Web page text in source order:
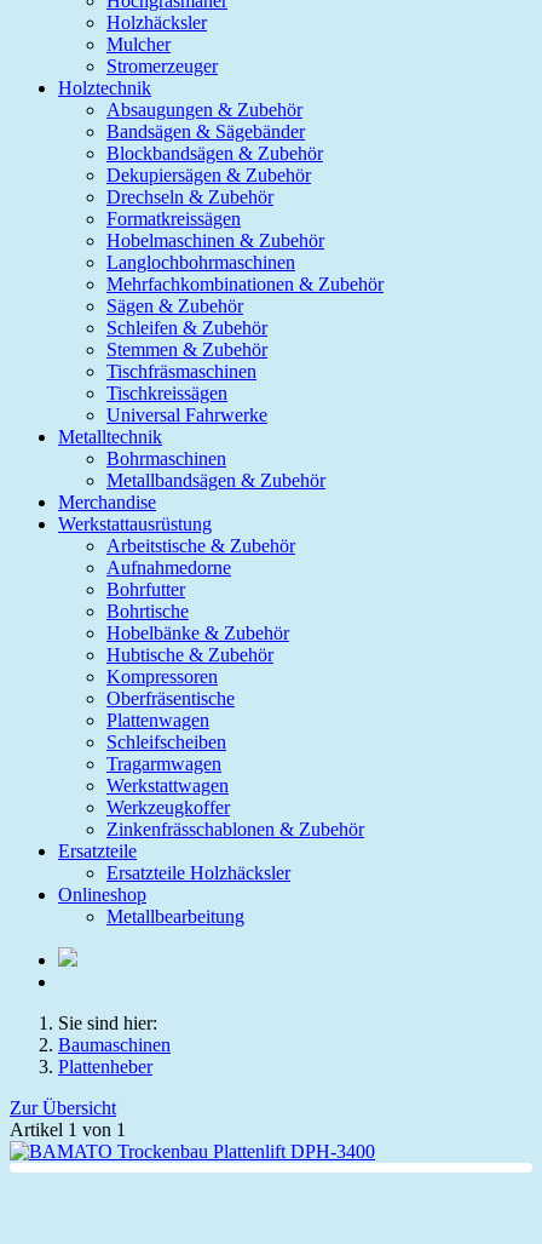
Holzhäcksler
Mulcher
Stromerzeuger
Holztechnik
Absaugungen & Zubehör
Bandsägen & Sägebänder
Blockbandsägen & Zubehör
Dekupiersägen & Zubehör
Drechseln & Zubehör
Formatkreissägen
Hobelmaschinen & Zubehör
Langlochbohrmaschinen
Mehrfachkombinationen & Zubehör
Sägen & Zubehör
Schleifen & Zubehör
Stemmen & Zubehör
Tischfräsmaschinen
Tischkreissägen
Universal Fahrwerke
Metalltechnik
Bohrmaschinen
Metallbandsägen & Zubehör
Merchandise
Werkstattausrüstung
Arbeitstische & Zubehör
Aufnahmedorne
Bohrfutter
Bohrtische
Hobelbänke & Zubehör
Hubtische & Zubehör
Kompressoren
Oberfräsentische
Plattenwagen
Schleifscheiben
Tragarmwagen
Werkstattwagen
Werkzeugkoffer
Zinkenfrässchablonen & Zubehör
Ersatzteile
Ersatzteile Holzhäcksler
Onlineshop
Metallbearbeitung
Sie sind hier:
Baumaschinen
Plattenheber
Zur Übersicht
Artikel 1 von 1